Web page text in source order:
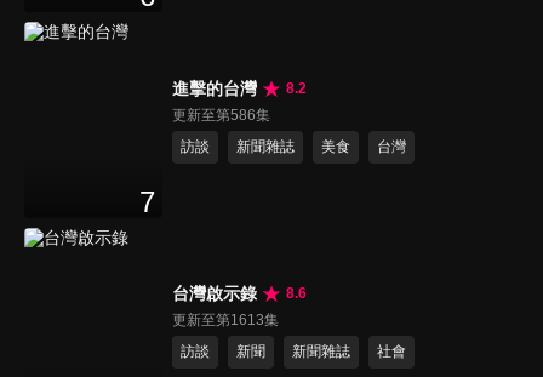
7
進擊的台灣
8.2
更新至第586集
訪談
新聞雜誌 美食 台灣
台灣啟示錄
8.6
更新至第1613集
訪談
新聞 新聞雜誌 社會